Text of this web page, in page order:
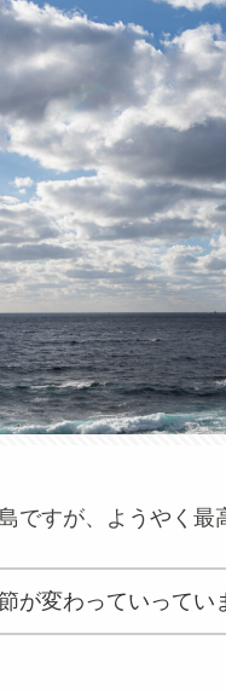
ですが、ようやく最
が変わっていってい